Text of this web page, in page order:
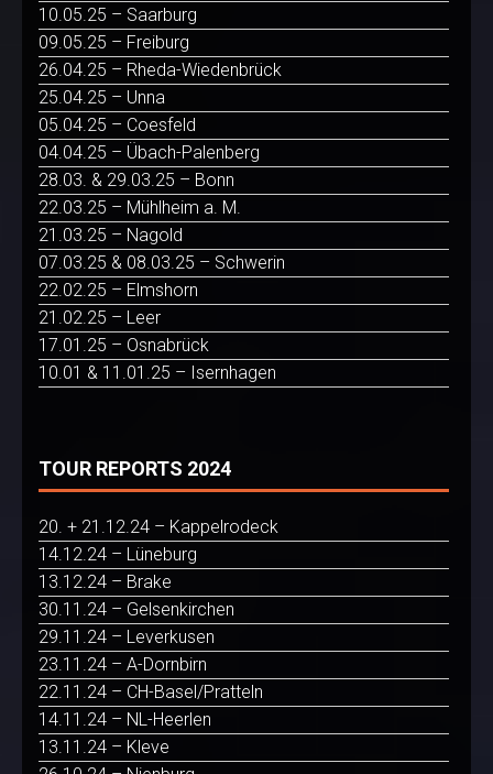
10.05.25 – Saarburg
09.05.25 – Freiburg
26.04.25 – Rheda-Wiedenbrück
25.04.25 – Unna
05.04.25 – Coesfeld
04.04.25 – Übach-Palenberg
28.03. & 29.03.25 – Bonn
22.03.25 – Mühlheim a. M.
21.03.25 – Nagold
07.03.25 & 08.03.25 – Schwerin
22.02.25 – Elmshorn
21.02.25 – Leer
17.01.25 – Osnabrück
10.01 & 11.01.25 – Isernhagen
TOUR REPORTS 2024
20. + 21.12.24 – Kappelrodeck
14.12.24 – Lüneburg
13.12.24 – Brake
30.11.24 – Gelsenkirchen
29.11.24 – Leverkusen
23.11.24 – A-Dornbirn
22.11.24 – CH-Basel/Pratteln
14.11.24 – NL-Heerlen
13.11.24 – Kleve